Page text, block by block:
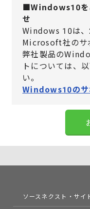
■Windows10を
せ
Windows 10は
Microsoft社のサ
弊社製品の
トについては、
い。
Windows10のサ
ソースネクスト・サイ